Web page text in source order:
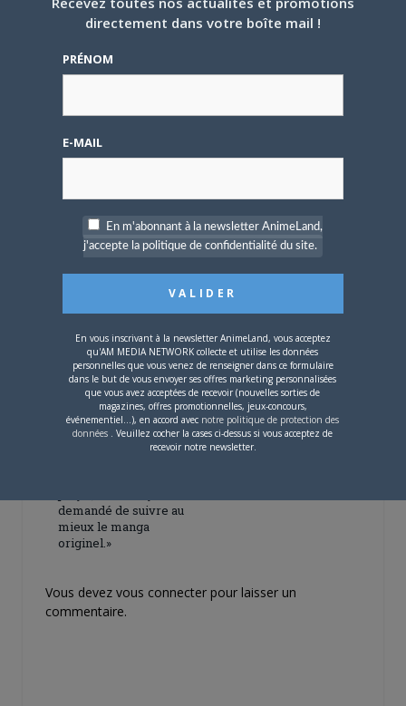
L’AnimeLand Hors-Série
4 AOÛT 2026 0
4 JUILLET 2026 0
demandé de suivre au
mieux le manga
originel.»
Vous devez vous connecter pour laisser un
commentaire.
directement dans votre boîte mail !
PRÉNOM
E-MAIL
En m'abonnant à la newsletter AnimeLand,
j'accepte la politique de confidentialité du site.
En vous inscrivant à la newsletter AnimeLand, vous acceptez
qu'AM MEDIA NETWORK collecte et utilise les données
personnelles que vous venez de renseigner dans ce formulaire
dans le but de vous envoyer ses offres marketing personnalisées
que vous avez acceptées de recevoir (nouvelles sorties de
magazines, offres promotionnelles, jeux-concours,
événementiel...), en accord avec notre politique de protection des
données . Veuillez cocher la cases ci-dessus si vous acceptez de
recevoir notre newsletter.